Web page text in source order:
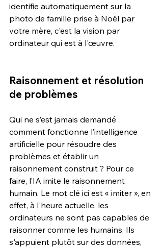
identifie automatiquement sur la
photo de famille prise à Noël par
votre mère, c'est la vision par
ordinateur qui est à l'œuvre.
Raisonnement et résolution
de problèmes
Qui ne s’est jamais demandé
comment fonctionne l’intelligence
artificielle pour résoudre des
problèmes et établir un
raisonnement construit ? Pour ce
faire, l’IA imite le raisonnement
humain. Le mot clé ici est « imiter », en
effet, à l'heure actuelle, les
ordinateurs ne sont pas capables de
raisonner comme les humains. Ils
s'appuient plutôt sur des données,